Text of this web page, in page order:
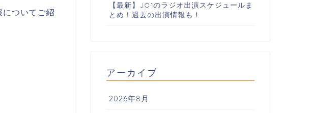
ついてご紹
【最新】JO1のラジオ出演スケジュールま
とめ！過去の出演情報も！
アーカイブ
2026年8月